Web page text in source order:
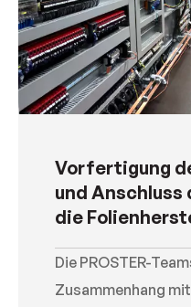
Vorfertigung
und Anschluss
die
Die PROSTER-
Zusammenhang